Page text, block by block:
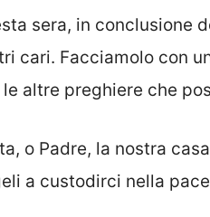
sera, in conclusione
cari. Facciamolo con
le altre preghiere che
o Padre, la nostra
a custodirci nella